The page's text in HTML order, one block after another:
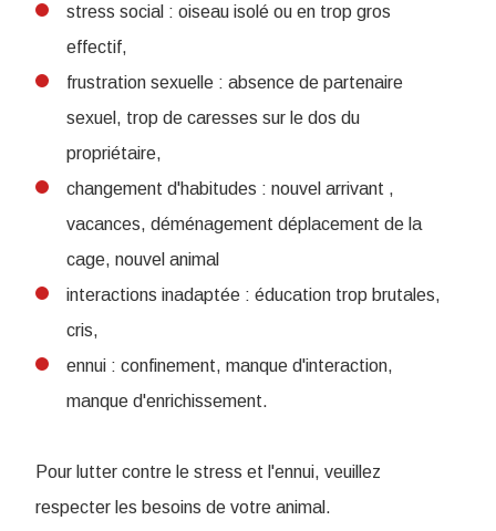
stress social : oiseau isolé ou en trop gros
effectif,
frustration sexuelle : absence de partenaire
sexuel, trop de caresses sur le dos du
propriétaire,
changement d'habitudes : nouvel arrivant ,
vacances, déménagement déplacement de la
cage, nouvel animal
interactions inadaptée : éducation trop brutales,
cris,
ennui : confinement, manque d'interaction,
manque d'enrichissement.
Pour lutter contre le stress et l'ennui, veuillez
respecter les besoins de votre animal.